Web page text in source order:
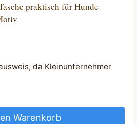
praktisch für Hunde
da Kleinunternehmer
Warenkorb